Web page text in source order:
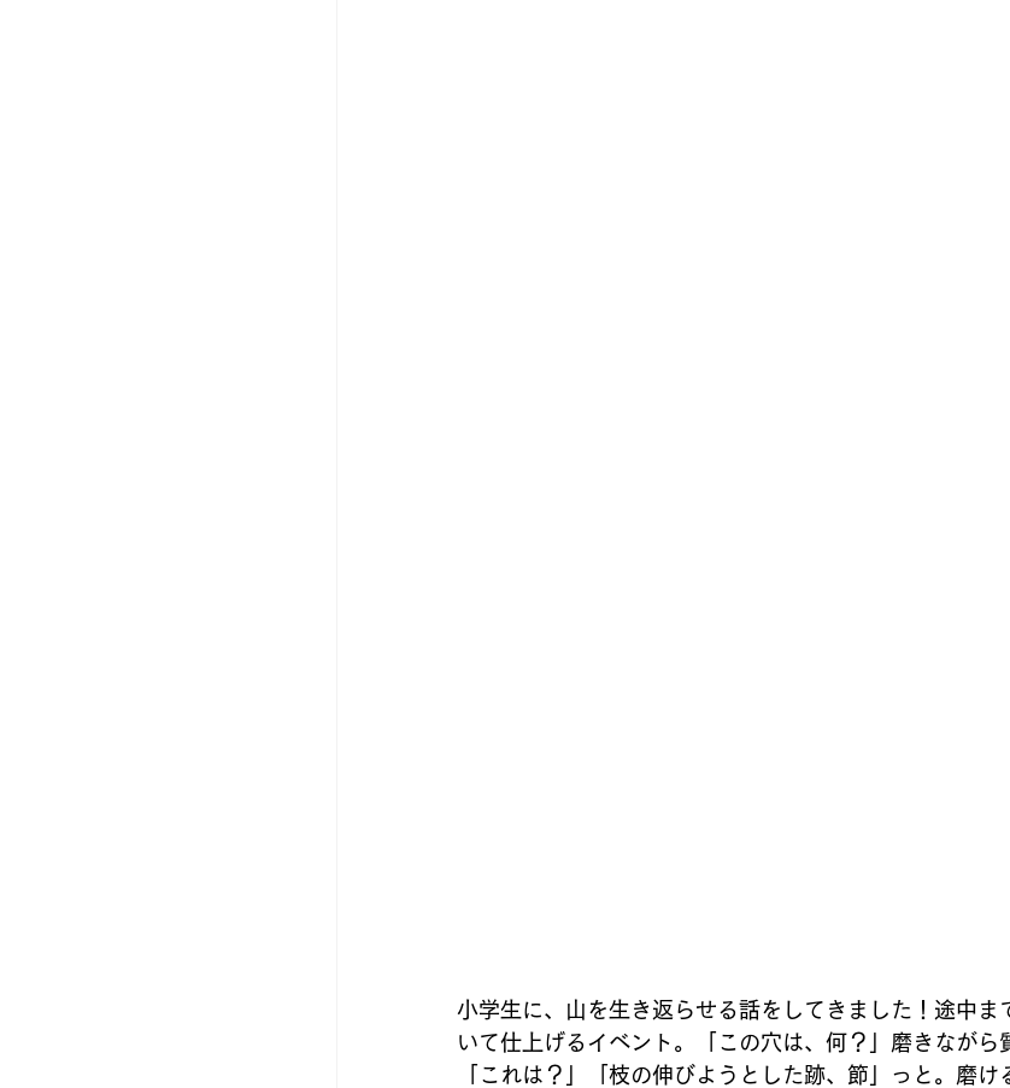
小学生に、山を生き返らせる話をしてきました！途中
いて仕上げるイベント。「この穴は、何？」磨きながら
「これは？」「枝の伸びようとした跡、節」っと。磨